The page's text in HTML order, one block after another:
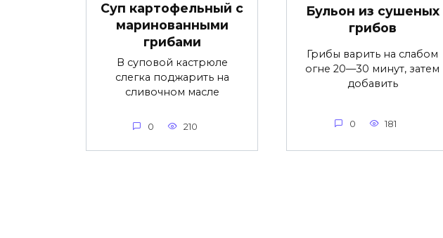
Суп картофельный с
маринованными
грибами
В суповой кастрюле
слегка поджарить на
сливочном масле
0 210
Бульон из сушеных
грибов
Грибы варить на слабом
огне 20—30 минут, затем
добавить
0 181